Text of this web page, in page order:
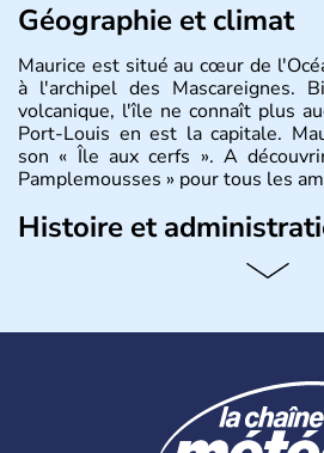
Géographie et climat
Maurice est situé au cœur de
à l'archipel des Mascareignes.
volcanique, l'île ne connaît plus
Port-Louis en est la capitale.
son « Île aux cerfs ». A
Pamplemousses » pour tous les
Histoire et
Le rhum et la bière font partie
des symboles de l’île, c’est le
Maurice… qui aurait inspiréLewis
Pays des Merveilles ».